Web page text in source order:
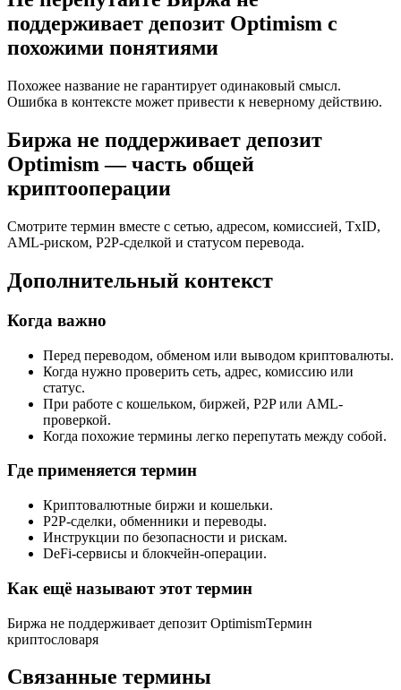
поддерживает депозит Optimism с
похожими понятиями
Похожее название не гарантирует одинаковый смысл.
Ошибка в контексте может привести к неверному действию.
Биржа не поддерживает депозит
Optimism — часть общей
криптооперации
Смотрите термин вместе с сетью, адресом, комиссией, TxID,
AML-рискoм, P2P-сделкой и статусом перевода.
Дополнительный контекст
Когда важно
Перед переводом, обменом или выводом криптовалюты.
Когда нужно проверить сеть, адрес, комиссию или
статус.
При работе с кошельком, биржей, P2P или AML-
проверкой.
Когда похожие термины легко перепутать между собой.
Где применяется термин
Криптовалютные биржи и кошельки.
P2P-сделки, обменники и переводы.
Инструкции по безопасности и рискам.
DeFi-сервисы и блокчейн-операции.
Как ещё называют этот термин
Биржа не поддерживает депозит OptimismТермин
криптословаря
Связанные термины